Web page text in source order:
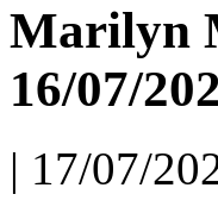
Marilyn
16/07/
| 17/07/